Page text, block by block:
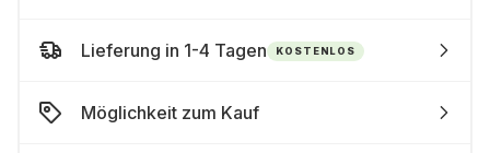
Lieferung in 1-4 Tagen KOSTENLOS
Möglichkeit zum Kauf